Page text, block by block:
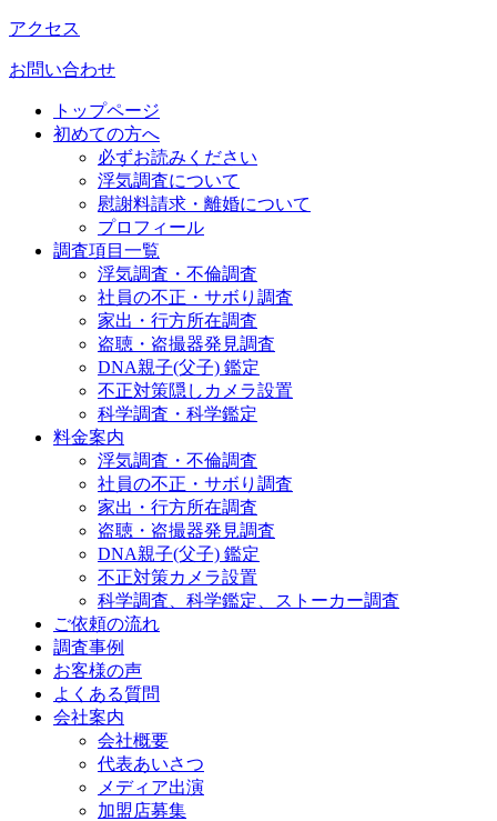
アクセス
お問い合わせ
トップページ
初めての方へ
必ずお読みください
浮気調査について
慰謝料請求・離婚について
プロフィール
調査項目一覧
浮気調査・不倫調査
社員の不正・サボり調査
家出・行方所在調査
盗聴・盗撮器発見調査
DNA親子(父子) 鑑定
不正対策隠しカメラ設置
科学調査・科学鑑定
料金案内
浮気調査・不倫調査
社員の不正・サボり調査
家出・行方所在調査
盗聴・盗撮器発見調査
DNA親子(父子) 鑑定
不正対策カメラ設置
科学調査、科学鑑定、ストーカー調査
ご依頼の流れ
調査事例
お客様の声
よくある質問
会社案内
会社概要
代表あいさつ
メディア出演
加盟店募集